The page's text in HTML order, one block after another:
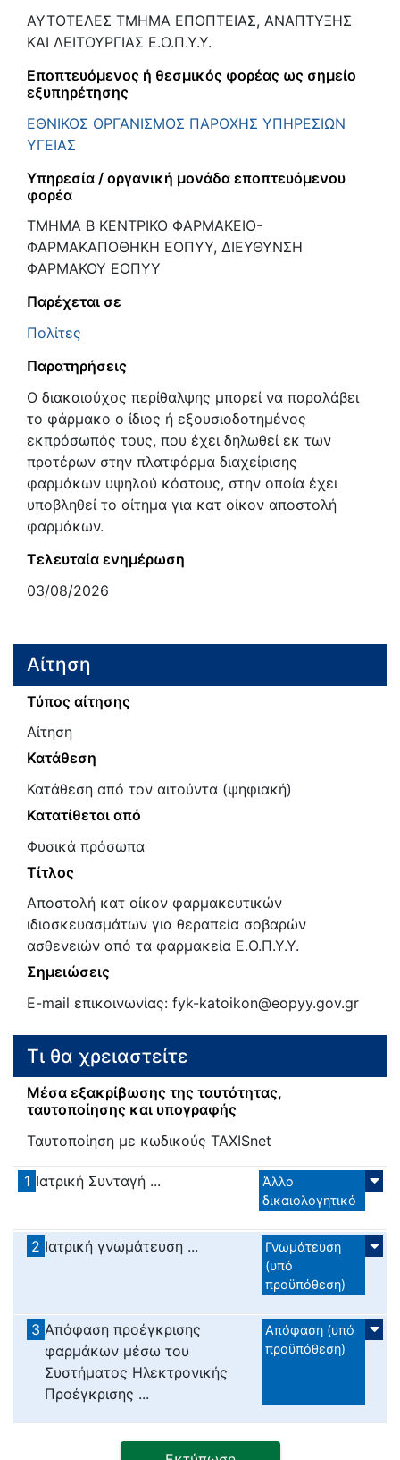
ΑΥΤΟΤΕΛΕΣ ΤΜΗΜΑ ΕΠΟΠΤΕΙΑΣ, ΑΝΑΠΤΥΞΗΣ
ΚΑΙ ΛΕΙΤΟΥΡΓΙΑΣ Ε.Ο.Π.Υ.Υ.
Εποπτευόμενος ή θεσμικός φορέας ως σημείο
εξυπηρέτησης
ΕΘΝΙΚΟΣ ΟΡΓΑΝΙΣΜΟΣ ΠΑΡΟΧΗΣ ΥΠΗΡΕΣΙΩΝ
ΥΓΕΙΑΣ
Υπηρεσία / οργανική μονάδα εποπτευόμενου
φορέα
ΤΜΗΜΑ Β ΚΕΝΤΡΙΚΟ ΦΑΡΜΑΚΕΙΟ-
ΦΑΡΜΑΚΑΠΟΘΗΚΗ ΕΟΠΥΥ, ΔΙΕΥΘΥΝΣΗ
ΦΑΡΜΑΚΟΥ ΕΟΠΥΥ
Παρέχεται σε
Πολίτες
Παρατηρήσεις
Ο διακαιούχος περίθαλψης μπορεί να παραλάβει
το φάρμακο ο ίδιος ή εξουσιοδοτημένος
εκπρόσωπός τους, που έχει δηλωθεί εκ των
προτέρων στην πλατφόρμα διαχείρισης
φαρμάκων υψηλού κόστους, στην οποία έχει
υποβληθεί το αίτημα για κατ οίκον αποστολή
φαρμάκων.
Τελευταία ενημέρωση
03/08/2026
Αίτηση
Τύπος αίτησης
Αίτηση
Κατάθεση
Κατάθεση από τον αιτούντα (ψηφιακή)
Κατατίθεται από
Φυσικά πρόσωπα
Τίτλος
Αποστολή κατ οίκον φαρμακευτικών
ιδιοσκευασμάτων για θεραπεία σοβαρών
ασθενειών από τα φαρμακεία Ε.Ο.Π.Υ.Υ.
Σημειώσεις
E-mail επικοινωνίας: fyk-katoikon@eopyy.gov.gr
Τι θα χρειαστείτε
Μέσα εξακρίβωσης της ταυτότητας,
ταυτοποίησης και υπογραφής
Ταυτοποίηση με κωδικούς TAXISnet
1 Ιατρική Συνταγή ...
Άλλο
δικαιολογητικό
2 Ιατρική γνωμάτευση ...
Γνωμάτευση
(υπό
προϋπόθεση)
3 Απόφαση προέγκρισης
φαρμάκων μέσω του
Συστήματος Ηλεκτρονικής
Προέγκρισης ...
Απόφαση (υπό
προϋπόθεση)